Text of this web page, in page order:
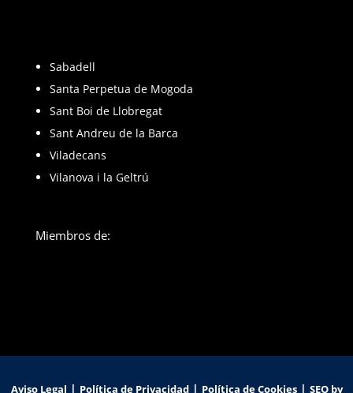
Sabadell
Santa Perpetua de Mogoda
Sant Boi de Llobregat
Sant Andreu de la Barca
Viladecans
Vilanova i la Geltrú
Miembros de:
Aviso Legal | Política de Privacidad| Política de Cookies| SEO by